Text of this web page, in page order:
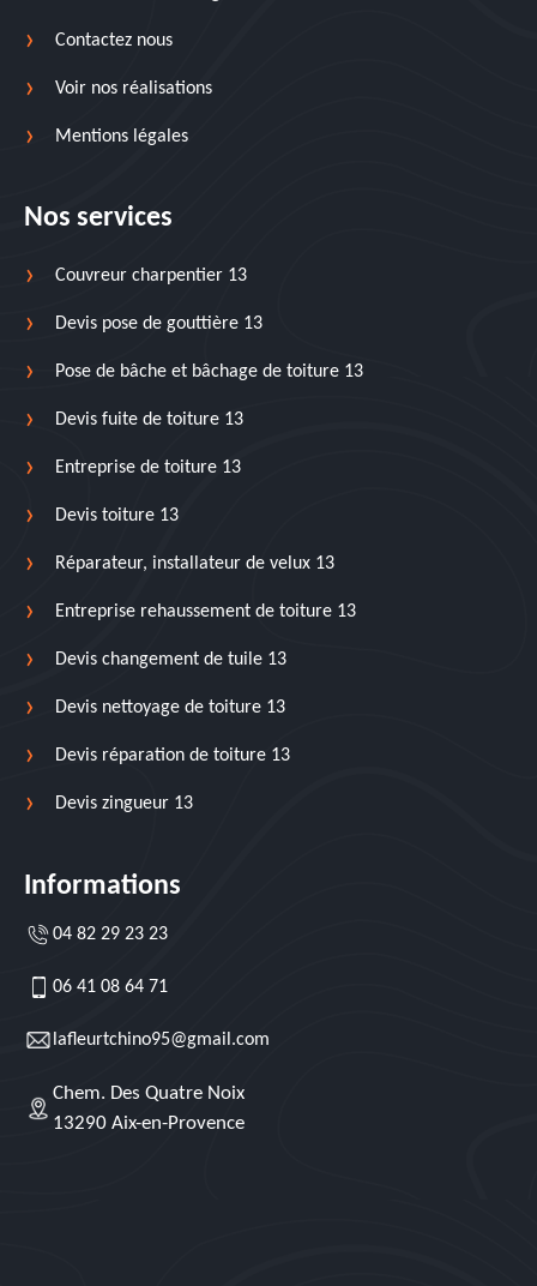
Contactez nous
Voir nos réalisations
Mentions légales
Nos services
Couvreur charpentier 13
Devis pose de gouttière 13
Pose de bâche et bâchage de toiture 13
Devis fuite de toiture 13
Entreprise de toiture 13
Devis toiture 13
Réparateur, installateur de velux 13
Entreprise rehaussement de toiture 13
Devis changement de tuile 13
Devis nettoyage de toiture 13
Devis réparation de toiture 13
Devis zingueur 13
Informations
04 82 29 23 23
06 41 08 64 71
lafleurtchino95@gmail.com
Chem. Des Quatre Noix
13290 Aix-en-Provence